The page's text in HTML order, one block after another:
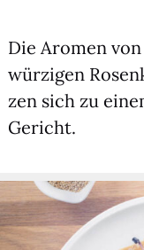
Die Aro­men
wür­zi­gen
zen sich zu
Gericht.